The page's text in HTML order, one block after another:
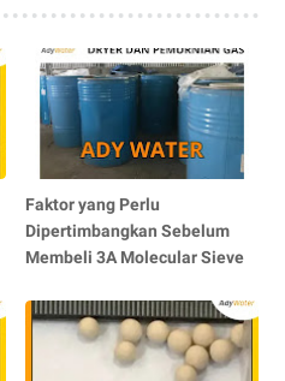
Faktor yang Perlu
Dipertimbangkan Sebelum
Membeli 3A Molecular Sieve